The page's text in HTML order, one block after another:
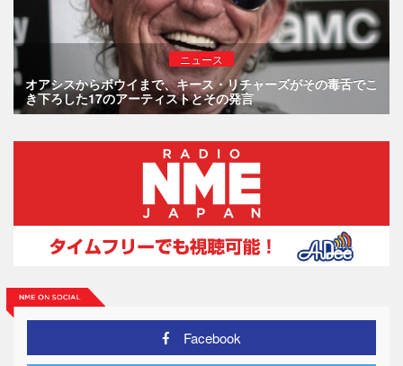
ニュース
オアシスからボウイまで、キース・リチャーズがその毒舌でこ
き下ろした17のアーティストとその発言
Facebook